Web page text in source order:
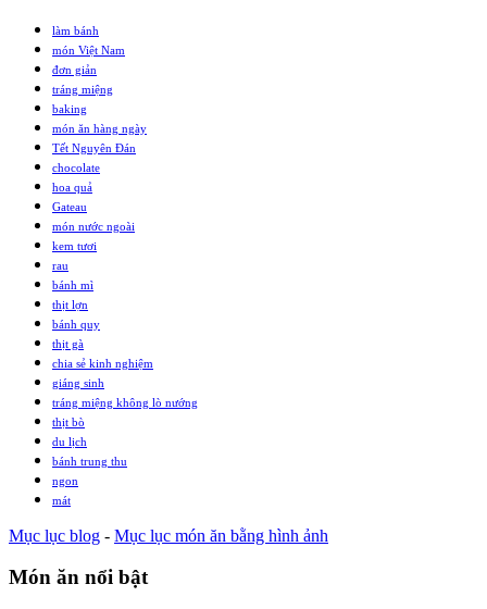
làm bánh
món Việt Nam
đơn giản
tráng miệng
baking
món ăn hàng ngày
Tết Nguyên Đán
chocolate
hoa quả
Gateau
món nước ngoài
kem tươi
rau
bánh mì
thịt lợn
bánh quy
thịt gà
chia sẻ kinh nghiệm
giáng sinh
tráng miệng không lò nướng
thịt bò
du lịch
bánh trung thu
ngon
mát
Mục lục blog - Mục lục món ăn bằng hình ảnh
Món ăn nổi bật